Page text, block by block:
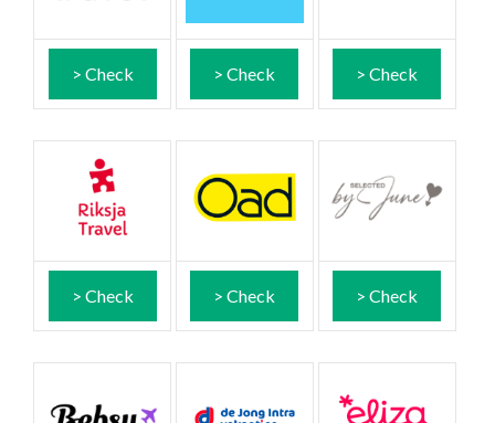
> Check > Check > Check
> Check > Check > Check